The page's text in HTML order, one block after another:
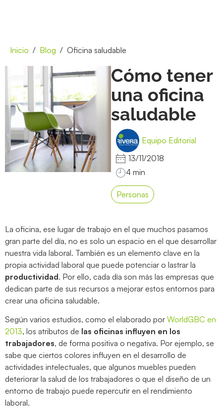
Inicio Blog Oficina saludable
Cómo tener
una oficina
saludable
Equipo Editorial
13/11/2018
Personas
La oficina, ese lugar de trabajo en el que muchos pasamos
gran parte del día, no es solo un espacio en el que desarrollar
nuestra vida laboral. También es un elemento clave en la
propia actividad laboral que puede potenciar o lastrar la
productividad. Por ello, cada día son más las empresas que
dedican parte de sus recursos a mejorar estos entornos para
crear una oficina saludable.
Según varios estudios, como el elaborado por WorldGBC en
2013, los atributos de las oficinas influyen en los
trabajadores, de forma positiva o negativa. Por ejemplo, se
sabe que ciertos colores influyen en el desarrollo de
actividades intelectuales, que algunos muebles pueden
deteriorar la salud de los trabajadores o que el diseño de un
entorno de trabajo puede repercutir en el rendimiento
laboral.